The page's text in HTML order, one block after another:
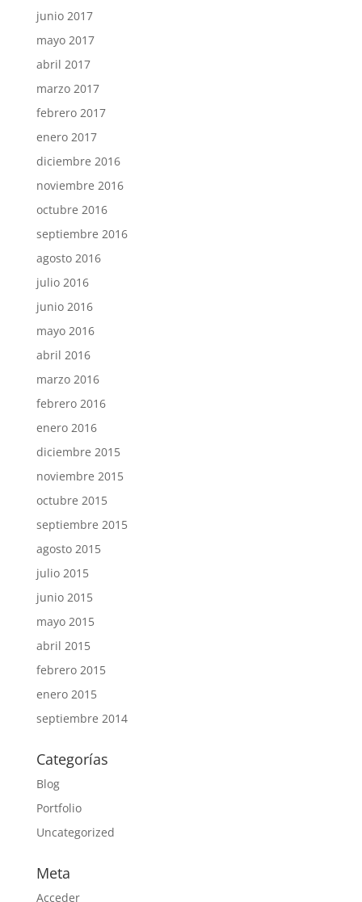
junio 2017
mayo 2017
abril 2017
marzo 2017
febrero 2017
enero 2017
diciembre 2016
noviembre 2016
octubre 2016
septiembre 2016
agosto 2016
julio 2016
junio 2016
mayo 2016
abril 2016
marzo 2016
febrero 2016
enero 2016
diciembre 2015
noviembre 2015
octubre 2015
septiembre 2015
agosto 2015
julio 2015
junio 2015
mayo 2015
abril 2015
febrero 2015
enero 2015
septiembre 2014
Categorías
Blog
Portfolio
Uncategorized
Meta
Acceder